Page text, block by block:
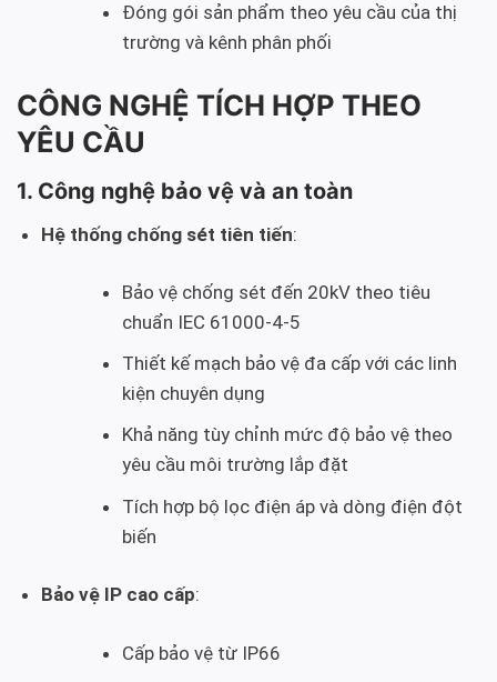
Đóng gói sản phẩm theo yêu cầu của thị
trường và kênh phân phối
CÔNG NGHỆ TÍCH HỢP THEO
YÊU CẦU
1. Công nghệ bảo vệ và an toàn
Hệ thống chống sét tiên tiến:
Bảo vệ chống sét đến 20kV theo tiêu
chuẩn IEC 61000-4-5
Thiết kế mạch bảo vệ đa cấp với các linh
kiện chuyên dụng
Khả năng tùy chỉnh mức độ bảo vệ theo
yêu cầu môi trường lắp đặt
Tích hợp bộ lọc điện áp và dòng điện đột
biến
Bảo vệ IP cao cấp:
Cấp bảo vệ từ IP66